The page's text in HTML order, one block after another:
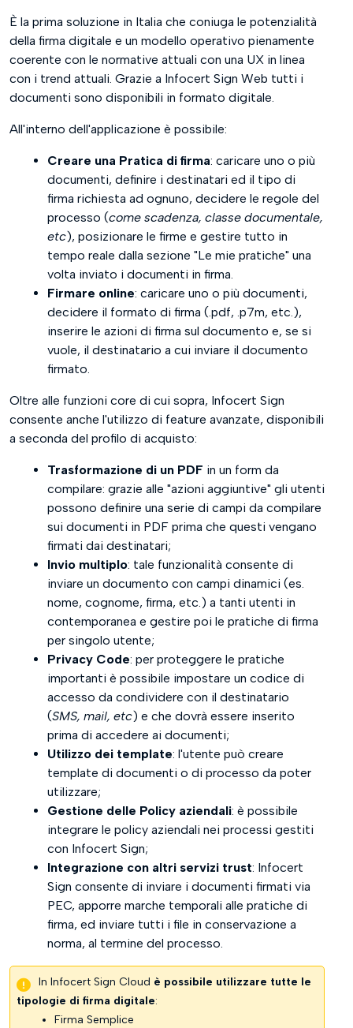
Assistenza
Funzione Firma e Invia
Funzione Richiedi Firma - Crea Pratica
Configura la pratica
Posiziona Firme
Configurazione Cloud Storage (Microsoft Drive - Google Drive)
Richiedi Allegati
Firma semplice con password
Funzione Firma allo Sportello
Le mie pratiche
Il Mio Libro Firma
È la prima soluzione in Italia che coniuga le potenzialità
della firma digitale e un modello operativo pienamente
coerente con le normative attuali con una UX in linea
con i trend attuali. Grazie a Infocert Sign Web tutti i
documenti sono disponibili in formato digitale.
All'interno dell'applicazione è possibile:
Creare una Pratica di firma: caricare uno o più
documenti, definire i destinatari ed il tipo di
firma richiesta ad ognuno, decidere le regole del
processo (come scadenza, classe documentale,
etc), posizionare le firme e gestire tutto in
tempo reale dalla sezione "Le mie pratiche" una
volta inviato i documenti in firma.
Firmare online: caricare uno o più documenti,
decidere il formato di firma (.pdf, .p7m, etc.),
inserire le azioni di firma sul documento e, se si
vuole, il destinatario a cui inviare il documento
firmato.
Oltre alle funzioni core di cui sopra, Infocert Sign
consente anche l'utilizzo di feature avanzate, disponibili
a seconda del profilo di acquisto:
Trasformazione di un PDF in un form da
compilare: grazie alle "azioni aggiuntive" gli utenti
possono definire una serie di campi da compilare
sui documenti in PDF prima che questi vengano
firmati dai destinatari;
Invio multiplo: tale funzionalità consente di
inviare un documento con campi dinamici (es.
nome, cognome, firma, etc.) a tanti utenti in
contemporanea e gestire poi le pratiche di firma
per singolo utente;
Privacy Code: per proteggere le pratiche
importanti è possibile impostare un codice di
accesso da condividere con il destinatario
(SMS, mail, etc) e che dovrà essere inserito
prima di accedere ai documenti;
Utilizzo dei template: l'utente può creare
template di documenti o di processo da poter
utilizzare;
Gestione delle Policy aziendali: è possibile
integrare le policy aziendali nei processi gestiti
con Infocert Sign;
Integrazione con altri servizi trust: Infocert
Sign consente di inviare i documenti firmati via
PEC, apporre marche temporali alle pratiche di
firma, ed inviare tutti i file in conservazione a
norma, al termine del processo.
In Infocert Sign Cloud è possibile utilizzare tutte le
tipologie di firma digitale:
Firma Semplice